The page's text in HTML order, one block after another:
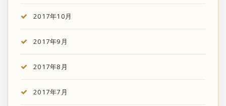
2017年10月
2017年9月
2017年8月
2017年7月